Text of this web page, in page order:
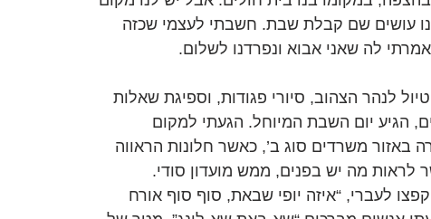
עושים שם קבלת שבת. חשבתי לעצמי שכזה
לה שאני אבוא ונפרדנו לשלום.
לנהר הצהוב, סיורי פגודות, וספיגת שאלות
הגיע יום השבת המיוחל. הגעתי למקום
באזור משרדים סוג ב’, כאשר חלונות הראווה
לראות מה יש בפנים, ממש מועדון סודי.
20-30 סינים קפצו לעברי, “איזה יופי שבאת, סוף סוף אורח